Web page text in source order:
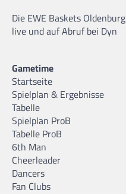
Die EWE Baskets Oldenburg
live und auf Abruf bei Dyn
Gametime
Startseite
Spielplan & Ergebnisse
Tabelle
Spielplan ProB
Tabelle ProB
6th Man
Cheerleader
Dancers
Fan Clubs